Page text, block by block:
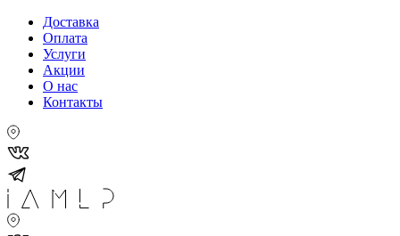
Доставка
Оплата
Услуги
Акции
О нас
Контакты